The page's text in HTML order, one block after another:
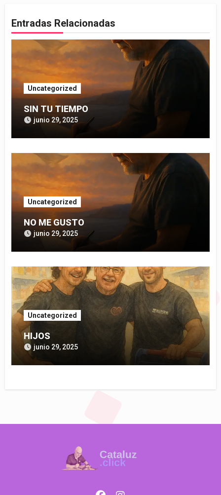
Entradas Relacionadas
Uncategorized
SIN TU TIEMPO
junio 29, 2025
Uncategorized
NO ME GUSTO
junio 29, 2025
Uncategorized
HIJOS
junio 29, 2025